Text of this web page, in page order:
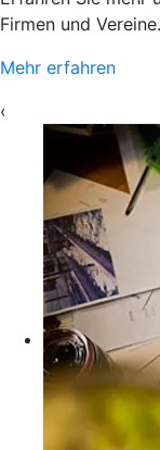
Firmen und Vereine.
Mehr erfahren
‹